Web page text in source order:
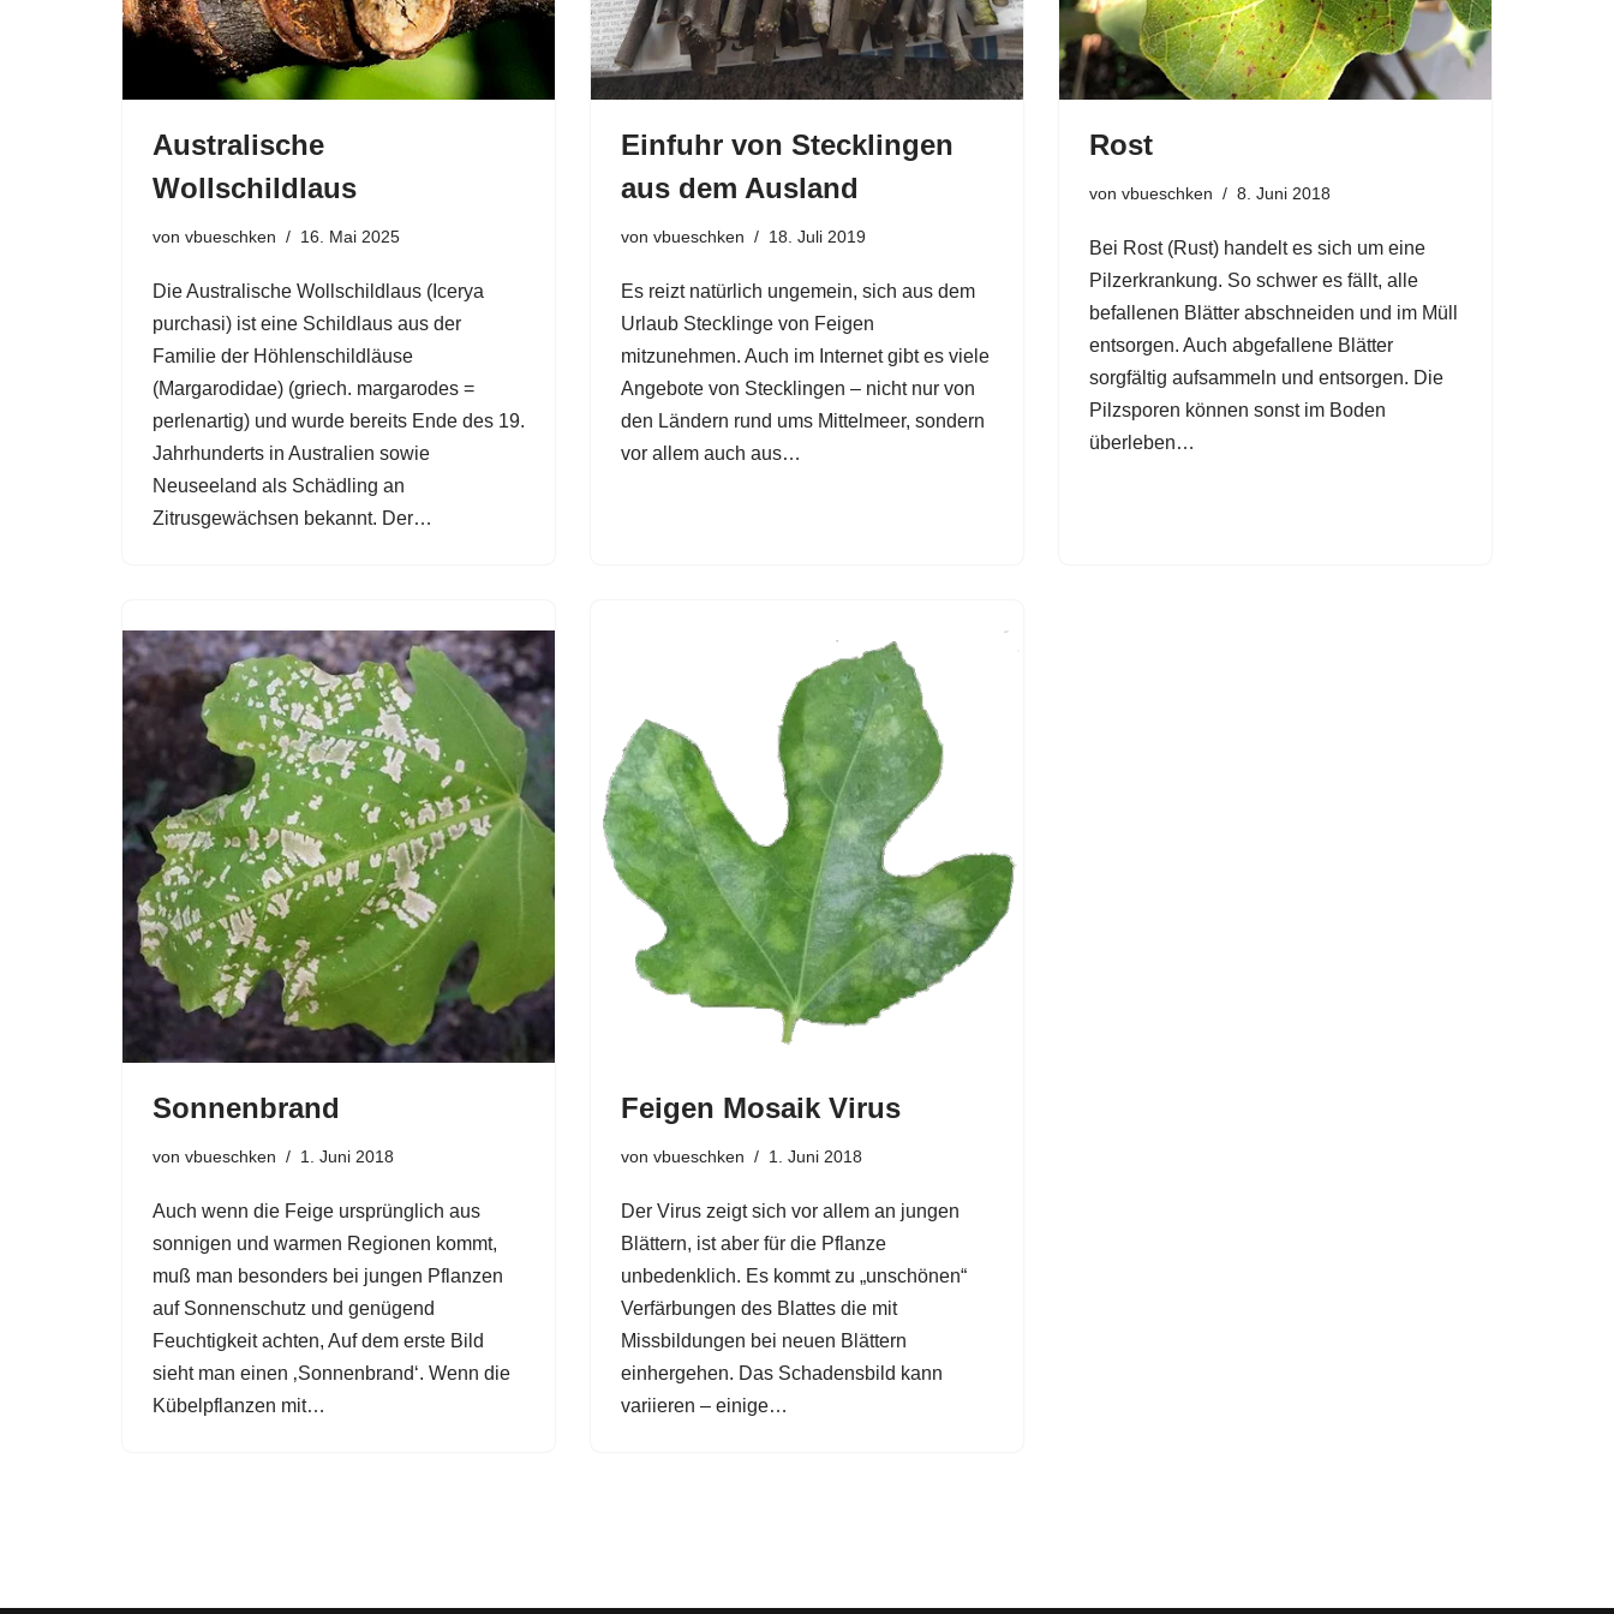
Australische
Wollschildlaus
von vbueschken 16. Mai 2025
Die Australische Wollschildlaus (Icerya
purchasi) ist eine Schildlaus aus der
Familie der Höhlenschildläuse
(Margarodidae) (griech. margarodes =
perlenartig) und wurde bereits Ende des 19.
Jahrhunderts in Australien sowie
Neuseeland als Schädling an
Zitrusgewächsen bekannt. Der…
Einfuhr von Stecklingen
aus dem Ausland
von vbueschken 18. Juli 2019
Es reizt natürlich ungemein, sich aus dem
Urlaub Stecklinge von Feigen
mitzunehmen. Auch im Internet gibt es viele
Angebote von Stecklingen – nicht nur von
den Ländern rund ums Mittelmeer, sondern
vor allem auch aus…
Rost
von vbueschken 8. Juni 2018
Bei Rost (Rust) handelt es sich um eine
Pilzerkrankung. So schwer es fällt, alle
befallenen Blätter abschneiden und im Müll
entsorgen. Auch abgefallene Blätter
sorgfältig aufsammeln und entsorgen. Die
Pilzsporen können sonst im Boden
überleben…
Sonnenbrand
von vbueschken 1. Juni 2018
Auch wenn die Feige ursprünglich aus
sonnigen und warmen Regionen kommt,
muß man besonders bei jungen Pflanzen
auf Sonnenschutz und genügend
Feuchtigkeit achten, Auf dem erste Bild
sieht man einen ‚Sonnenbrand‘. Wenn die
Kübelpflanzen mit…
Feigen Mosaik Virus
von vbueschken 1. Juni 2018
Der Virus zeigt sich vor allem an jungen
Blättern, ist aber für die Pflanze
unbedenklich. Es kommt zu „unschönen“
Verfärbungen des Blattes die mit
Missbildungen bei neuen Blättern
einhergehen. Das Schadensbild kann
variieren – einige…